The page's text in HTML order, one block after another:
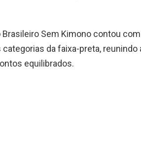
Sem Kimono contou
da faixa-preta, reunindo
equilibrados.